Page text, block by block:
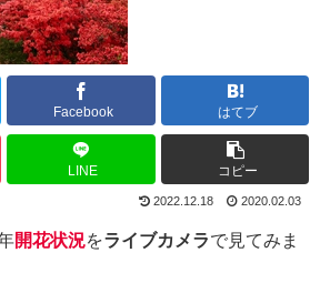
Facebook はてブ
LINE コピー
2022.12.18 2020.02.03
開花状況をライブカメラで見てみま